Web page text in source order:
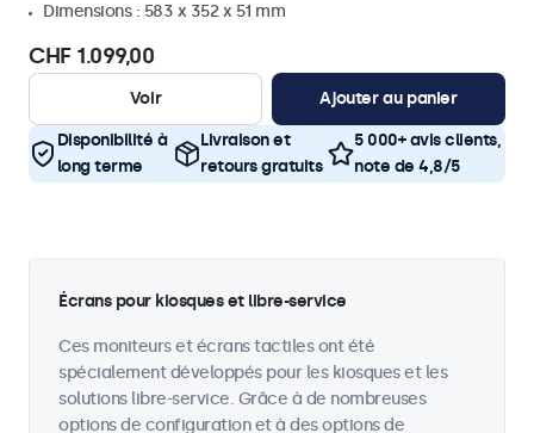
Dimensions : 583 x 352 x 51 mm
CHF 1.099,00
Voir Ajouter au panier
Disponibilité à
long terme
Livraison et
retours gratuits
5 000+ avis clients,
note de 4,8/5
Écrans pour kiosques et libre-service
Ces moniteurs et écrans tactiles ont été
spécialement développés pour les kiosques et les
solutions libre-service. Grâce à de nombreuses
options de configuration et à des options de